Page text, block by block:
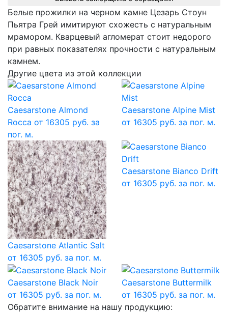
Белые прожилки на черном камне Цезарь Стоун
Пьятра Грей имитируют схожесть с натуральным
мрамором. Кварцевый агломерат стоит недорого
при равных показателях прочности с натуральным
камнем.
Другие цвета из этой коллекции
Caesarstone Almond
Rocca от 16305 руб. за
пог. м.
Caesarstone Alpine Mist
от 16305 руб. за пог. м.
Caesarstone Atlantic Salt
от 16305 руб. за пог. м.
Caesarstone Bianco Drift
от 16305 руб. за пог. м.
Caesarstone Black Noir
от 16305 руб. за пог. м.
Caesarstone Buttermilk
от 16305 руб. за пог. м.
Обратите внимание на нашу продукцию: